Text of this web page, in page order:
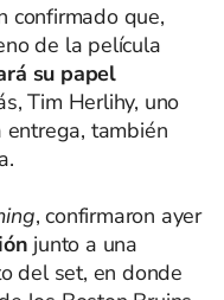
confirmado que,
de la película
su papel
Tim Herlihy, uno
también
, confirmaron ayer
junto a una
del set, en donde